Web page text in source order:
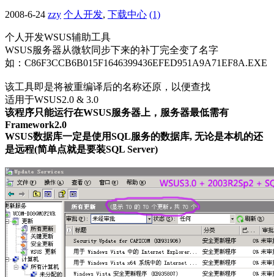
2008-6-24 zzy 个人开发, 下载中心 (1)
个人开发WSUS辅助工具
WSUS服务器从微软同步下来的补丁完全变了名字
如：C86F3CCB6B015F1646399436EFED951A9A71EF8A.EXE
该工具即是将被重编译后的名称还原，以便查找
适用于WSUS2.0 & 3.0
该程序只能运行在WSUS服务器上，服务器最低需有
Framework2.0
WSUS数据库一定是使用SQL服务的数据库, 无论是本机的还
是远程(简单点就是要装SQL Server)